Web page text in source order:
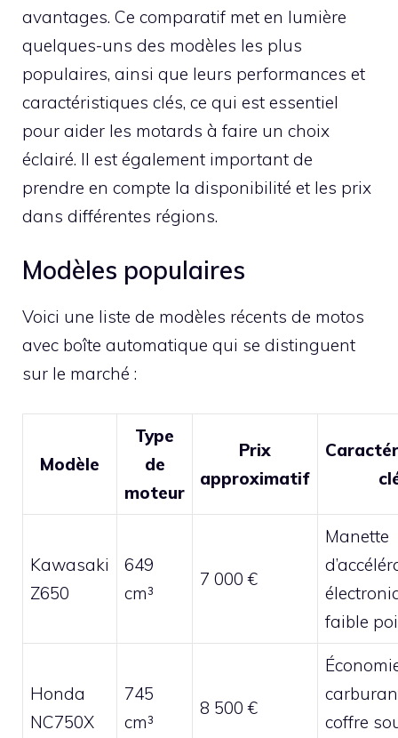
avantages. Ce comparatif met en lumière
quelques-uns des modèles les plus
populaires, ainsi que leurs performances et
caractéristiques clés, ce qui est essentiel
pour aider les motards à faire un choix
éclairé. Il est également important de
prendre en compte la disponibilité et les prix
dans différentes régions.
Modèles populaires
Voici une liste de modèles récents de motos
avec boîte automatique qui se distinguent
sur le marché :
Modèle
Type
de
moteur
Prix
approximatif
Kawasaki
Z650
649
cm³
7 000 €
Manette
faible
Honda
NC750X
745
cm³
8 500 €
coffre